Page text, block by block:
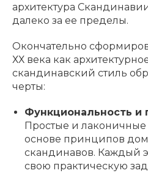
архитектура
далеко за ее пределы.
Окончательно
ХХ века как
скандинавский стиль
черты:
Функциональность и
Простые и
основе принципов
скандинавов. Каждый
свою практическую